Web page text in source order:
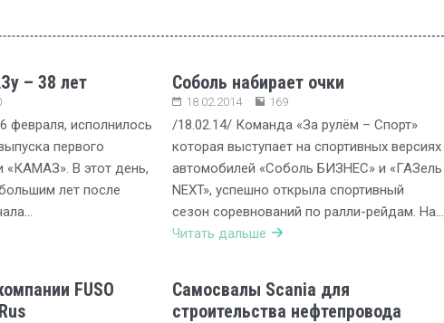
– 38 лет
февраля, исполнилось
первого
«КАМАЗ». В этот день,
лет после
Соболь набирает очки
18.02.2014 169
/18.02.14/ Команда «За рулём – Спорт»
которая выступает на спортивных версиях
автомобилей «Соболь БИЗНЕС» и «ГАЗель
NEXT», успешно открыла спортивный
сезон соревнований по ралли-рейдам. На…
Читать дальше
FUSO
Самосвалы Scania для
строительства нефтепровода